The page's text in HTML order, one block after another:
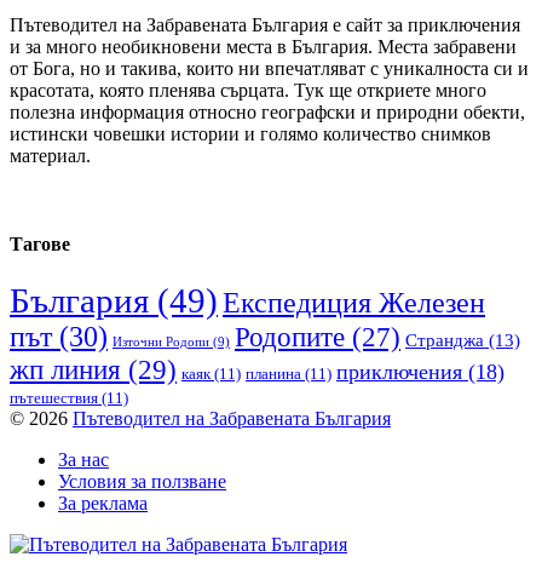
Пътеводител на Забравената България е сайт за приключения
и за много необикновени места в България. Места забравени
от Бога, но и такива, които ни впечатляват с уникалноста си и
красотата, която пленява сърцата. Тук ще откриете много
полезна информация относно географски и природни обекти,
истински човешки истории и голямо количество снимков
материал.
Тагове
България (49)Експедиция Железен
път(30) Източни Родопи (9) Родопите (27) Странджа (13)
жп линия (29) каяк(11) планина (11) приключения (18)
пътешествия (11)
© 2026 Пътеводител на Забравената България
За нас
Условия за ползване
За реклама